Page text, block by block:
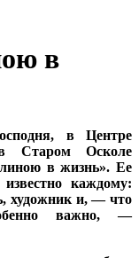
в
в Центре
в Старом Осколе
в жизнь». Ее
каждому:
художник и, — что
важно, —